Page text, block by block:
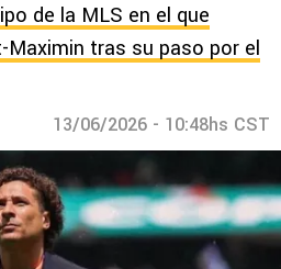
de la MLS en el que
Maximin tras su paso por el
13/06/2026 - 10:48hs CST